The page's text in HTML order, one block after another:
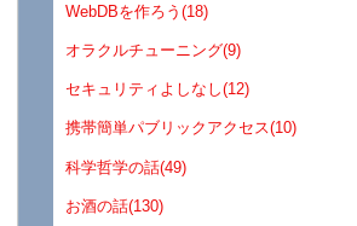
WebDBを作ろう(18)
オラクルチューニング(9)
セキュリティよしなし(12)
携帯簡単パブリックアクセス(10)
科学哲学の話(49)
お酒の話(130)